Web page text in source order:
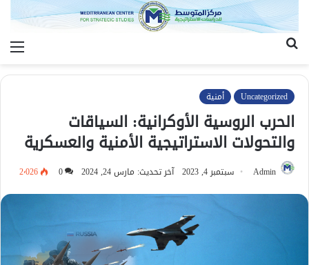
Uncategorized أمنية
الحرب الروسية الأوكرانية: السياقات
والتحولات الاستراتيجية الأمنية والعسكرية
Admin سبتمبر 4, 2023 آخر تحديث: مارس 24, 2024 0 2٬026